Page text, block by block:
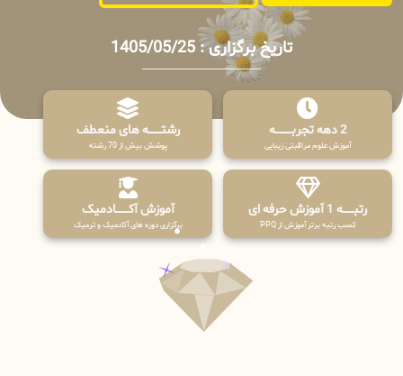
تاریخ برگزاری : 1405/05/25
2 دهه تجربـــــــــه
آموزش علوم مراقبتی زیبایی
رشتـــــــه های منعطف
پوشش بیش از 70 رشته
رتبــــــه 1 آموزش حرفه ای
کسب رتبه برتر آموزش از PPQ
آموزش آکـــــــادمیک
برگزاری دوره های آکادمیک و ترمیک